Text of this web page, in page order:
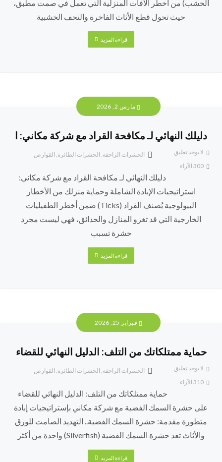
الخشب) من أخطر الآفات المنزلية التي تعمل في صمت مطبق،
حيث تحول قطع الأثاث الفاخرة والتحف الخشبية
قراءة المزيد
مارس 2, 2026
دليلك النهائي لـ مكافحة القراد مع شركة مكاني: ا
الحشرات الزاحفة, الحشرات الطائرة, القوارض
لا يوجد تعليق
الآراء
دليلك النهائي لـ مكافحة القراد مع شركة مكاني:
استراتيجيات الإبادة الشاملة وحماية منزلك من الأخطار
البيولوجية يُصنف القراد (Ticks) ضمن أخطر الطفيليات
الخارجية التي قد تغزو المنازل والحدائق، فهي ليست مجرد
حشرة تسبب
قراءة المزيد
فبراير 25, 2026
حماية ممتلكاتك من التلف: الدليل النهائي للقضاء
الحشرات الزاحفة, الحشرات الطائرة, القوارض
لا يوجد تعليق
الآراء
حماية ممتلكاتك من التلف: الدليل النهائي للقضاء
على حشرة السمك الفضية مع شركة مكاني بإستراتيجيات إبادة
متطورة مقدمة: حشرة السمك الفضية.. التهديد الصامت للورق
والأثاث تعد حشرة السمك الفضية (Silverfish) واحدة من أكثر
قراءة المزيد